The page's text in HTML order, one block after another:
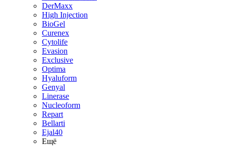
DerMaxx
High Injection
BioGel
Curenex
Cytolife
Evasion
Exclusive
Optima
Hyaluform
Genyal
Linerase
Nucleoform
Repart
Bellarti
Ejal40
Ещё